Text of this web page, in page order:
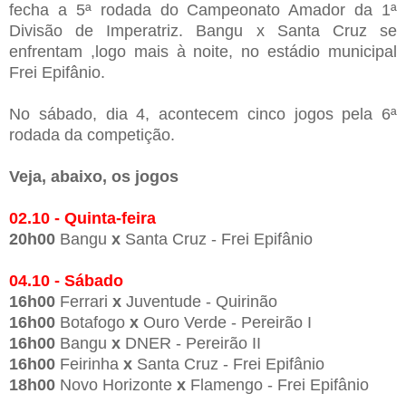
fecha a 5ª rodada do Campeonato Amador da 1ª
Divisão de Imperatriz. Bangu x Santa Cruz se
enfrentam ,logo mais à noite, no estádio municipal
Frei Epifânio.
No sábado, dia 4, acontecem cinco jogos pela 6ª
rodada da competição.
Veja, abaixo, os jogos
02.10 - Quinta-feira
20h00 Bangu x Santa Cruz - Frei Epifânio
04.10 - Sábado
16h00 Ferrari x Juventude - Quirinão
16h00 Botafogo x Ouro Verde - Pereirão I
16h00 Bangu x DNER - Pereirão II
16h00 Feirinha x Santa Cruz - Frei Epifânio
18h00 Novo Horizonte x Flamengo - Frei Epifânio